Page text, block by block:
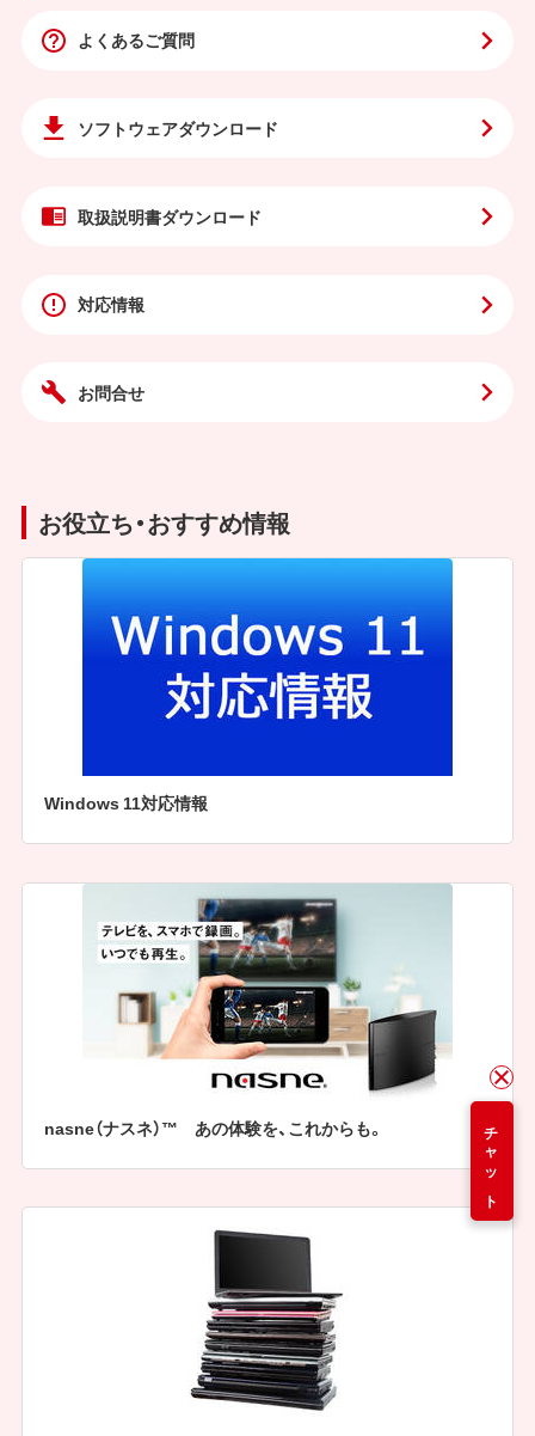
よくあるご質問
ソフトウェアダウンロード
取扱説明書ダウンロード
対応情報
お問合せ
お役立ち・おすすめ情報
Windows 11対応情報
nasne（ナスネ）™ あの体験を、これからも。 チャット